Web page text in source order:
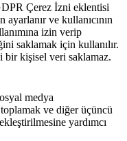
Çerez İzni eklentisi
ayarlanır ve kullanıcının
izin verip
saklamak için kullanılır.
bir kişisel veri saklamaz.
medya
ve diğer üçüncü
yardımcı